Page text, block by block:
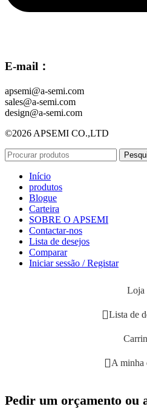
E-mail：
apsemi@a-semi.com
sales@a-semi.com
design@a-semi.com
©2026 APSEMI CO.,LTD
Início
produtos
Blogue
Carteira
SOBRE O APSEMI
Contactar-nos
Lista de desejos
Comparar
Iniciar sessão / Registar
Loja
Lista de
A minha
Pedir um orçamento ou